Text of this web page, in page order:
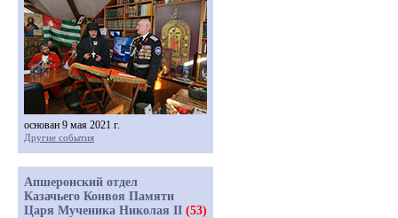
основан 9 мая 2021 г.
Другие события
Апшеронский отдел
Казачьего Конвоя Памяти
Царя Мученика Николая II (53)